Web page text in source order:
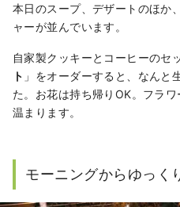
本日のスープ、デザートのほか
ャーが並んでいます。
自家製クッキーとコーヒーのセ
ト 」をオーダーすると、なんと
た。お花は持ち帰りOK。フラ
温まります。
モーニングからゆっく